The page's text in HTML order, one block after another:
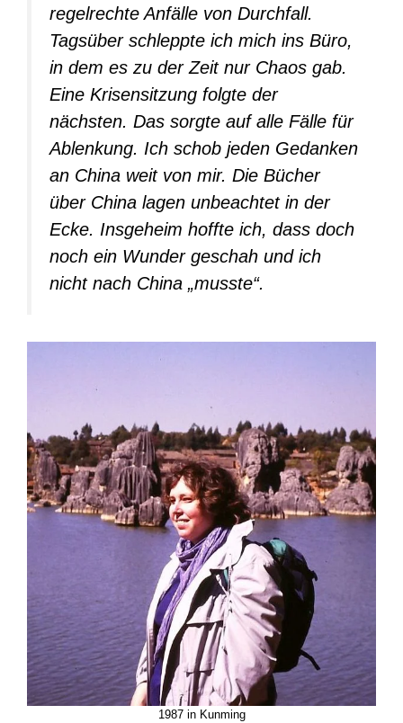
regelrechte Anfälle von Durchfall.
Tagsüber schleppte ich mich ins Büro,
in dem es zu der Zeit nur Chaos gab.
Eine Krisensitzung folgte der
nächsten. Das sorgte auf alle Fälle für
Ablenkung. Ich schob jeden Gedanken
an China weit von mir. Die Bücher
über China lagen unbeachtet in der
Ecke. Insgeheim hoffte ich, dass doch
noch ein Wunder geschah und ich
nicht nach China „musste“.
1987 in Kunming